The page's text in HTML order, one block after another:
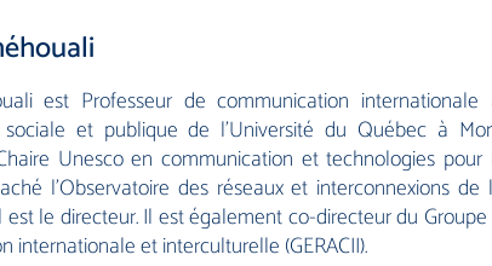
est Professeur de communication
sociale et publique de l’Université du Québec à
Unesco en communication et technologies
l’Observatoire des réseaux et interconnexions
est le directeur. Il est également co-directeur du
internationale et interculturelle (GERACII).